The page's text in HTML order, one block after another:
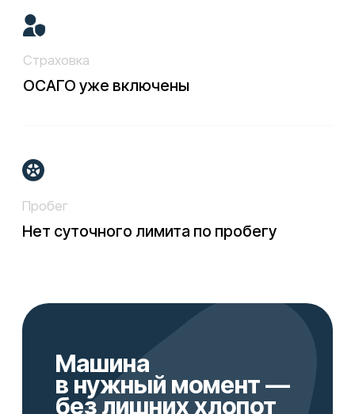
ПРОКАТ АВТО
Ангарск
АРЕНДА С ВЫКУПОМ
Иркутск
Ангарск